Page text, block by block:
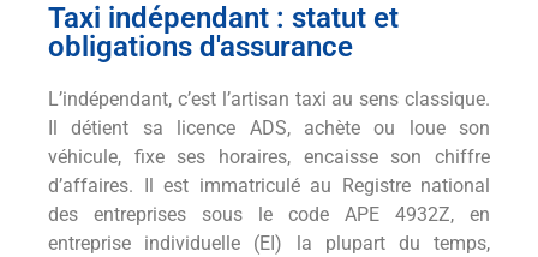
Taxi indépendant : statut et
obligations d'assurance
L’indépendant, c’est l’artisan taxi au sens classique.
Il détient sa licence ADS, achète ou loue son
véhicule, fixe ses horaires, encaisse son chiffre
d’affaires. Il est immatriculé au Registre national
des entreprises sous le code APE 4932Z, en
entreprise individuelle (EI) la plupart du temps,